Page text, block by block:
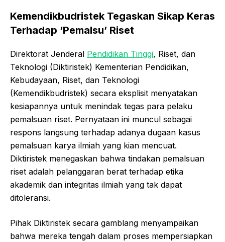
Kemendikbudristek Tegaskan Sikap Keras
Terhadap ‘Pemalsu’ Riset
Direktorat Jenderal Pendidikan Tinggi, Riset, dan
Teknologi (Diktiristek) Kementerian Pendidikan,
Kebudayaan, Riset, dan Teknologi
(Kemendikbudristek) secara eksplisit menyatakan
kesiapannya untuk menindak tegas para pelaku
pemalsuan riset. Pernyataan ini muncul sebagai
respons langsung terhadap adanya dugaan kasus
pemalsuan karya ilmiah yang kian mencuat.
Diktiristek menegaskan bahwa tindakan pemalsuan
riset adalah pelanggaran berat terhadap etika
akademik dan integritas ilmiah yang tak dapat
ditoleransi.
Pihak Diktiristek secara gamblang menyampaikan
bahwa mereka tengah dalam proses mempersiapkan